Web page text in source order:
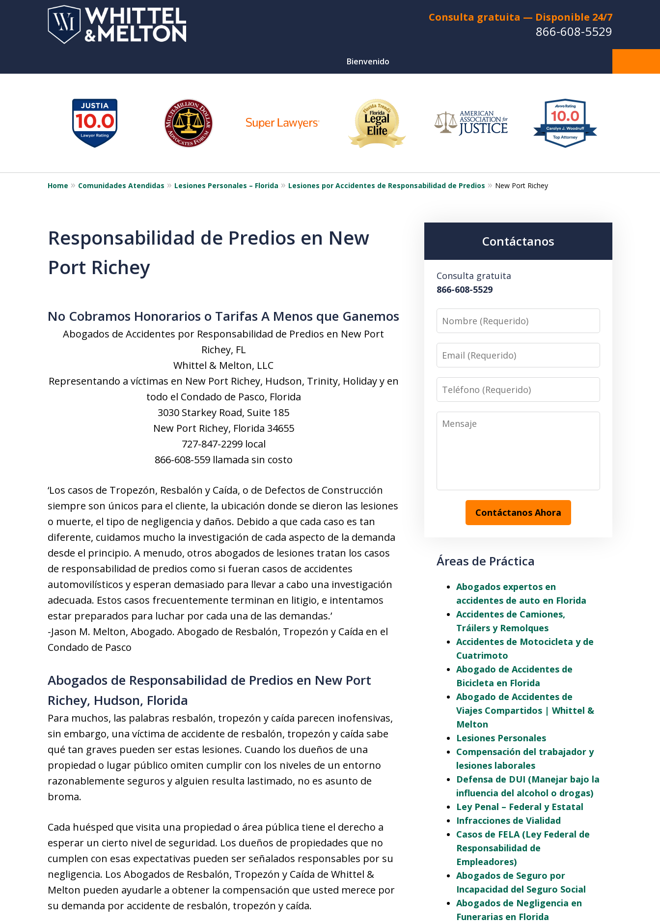
Consulta gratuita — Disponible 24/7
866-608-5529
Bienvenido
¿Herido en un Accidente de Coche o
Choque de Motocicleta? ¿Perdiste a un
Ser Querido en una Muerte Injusta?
Para Una Consulta Gratuita
12
Home Comunidades Atendidas Lesiones Personales – Florida Lesiones por Accidentes de Responsabilidad de Predios New Port Richey
Responsabilidad de Predios en New
Port Richey
No Cobramos Honorarios o Tarifas A Menos que Ganemos
Abogados de Accidentes por Responsabilidad de Predios en New Port
Richey, FL
Whittel & Melton, LLC
Representando a víctimas en New Port Richey, Hudson, Trinity, Holiday y en
todo el Condado de Pasco, Florida
3030 Starkey Road, Suite 185
New Port Richey, Florida 34655
727-847-2299 local
866-608-559 llamada sin costo
‘Los casos de Tropezón, Resbalón y Caída, o de Defectos de Construcción
siempre son únicos para el cliente, la ubicación donde se dieron las lesiones
o muerte, el tipo de negligencia y daños. Debido a que cada caso es tan
diferente, cuidamos mucho la investigación de cada aspecto de la demanda
desde el principio. A menudo, otros abogados de lesiones tratan los casos
de responsabilidad de predios como si fueran casos de accidentes
automovilísticos y esperan demasiado para llevar a cabo una investigación
adecuada. Estos casos frecuentemente terminan en litigio, e intentamos
estar preparados para luchar por cada una de las demandas.’
-Jason M. Melton, Abogado. Abogado de Resbalón, Tropezón y Caída en el
Condado de Pasco
Abogados de Responsabilidad de Predios en New Port
Richey, Hudson, Florida
Para muchos, las palabras resbalón, tropezón y caída parecen inofensivas,
sin embargo, una víctima de accidente de resbalón, tropezón y caída sabe
qué tan graves pueden ser estas lesiones. Cuando los dueños de una
propiedad o lugar público omiten cumplir con los niveles de un entorno
razonablemente seguros y alguien resulta lastimado, no es asunto de
broma.
Cada huésped que visita una propiedad o área pública tiene el derecho a
esperar un cierto nivel de seguridad. Los dueños de propiedades que no
cumplen con esas expectativas pueden ser señalados responsables por su
negligencia. Los Abogados de Resbalón, Tropezón y Caída de Whittel &
Melton pueden ayudarle a obtener la compensación que usted merece por
su demanda por accidente de resbalón, tropezón y caída.
Contáctanos
Consulta gratuita
866-608-5529
Nombre
(Requerido)
Email
(Requerido)
Teléfono
(Requerido)
Mensaje
Contáctanos Ahora
Áreas de Práctica
Abogados expertos en
accidentes de auto en Florida
Accidentes de Camiones,
Tráilers y Remolques
Accidentes de Motocicleta y de
Cuatrimoto
Abogado de Accidentes de
Bicicleta en Florida
Abogado de Accidentes de
Viajes Compartidos | Whittel &
Melton
Lesiones Personales
Compensación del trabajador y
lesiones laborales
Defensa de DUI (Manejar bajo la
influencia del alcohol o drogas)
Ley Penal – Federal y Estatal
Infracciones de Vialidad
Casos de FELA (Ley Federal de
Responsabilidad de
Empleadores)
Abogados de Seguro por
Incapacidad del Seguro Social
Abogados de Negligencia en
Funerarias en Florida